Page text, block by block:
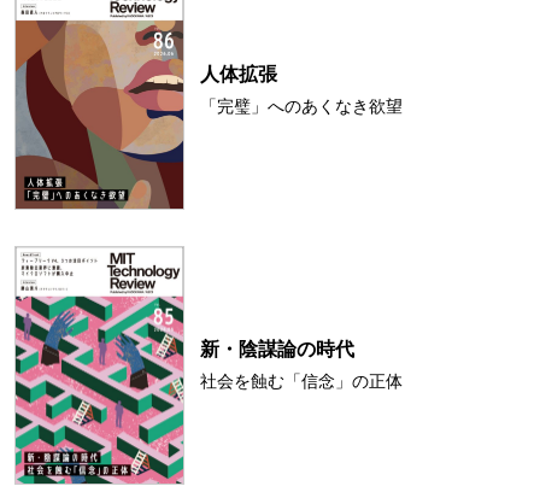
人体拡張
「完璧」へのあくなき欲望
新・陰謀論の時代
社会を蝕む「信念」の正体